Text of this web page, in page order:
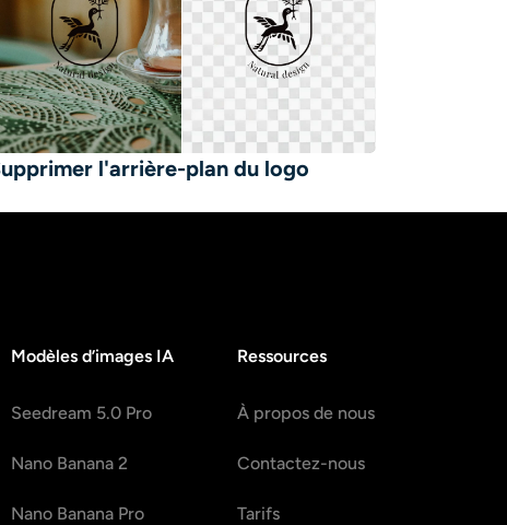
l'arrière-plan du logo
Modèles d’images IA
Seedream 5.0 Pro
Nano Banana 2
Nano Banana Pro
Ressources
À propos de nous
Contactez-nous
Tarifs